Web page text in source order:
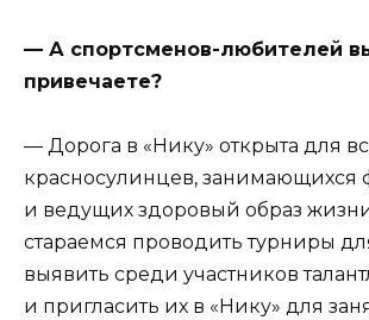
— А спортсменов-любителей
привечаете?
— Дорога в «Нику» открыта для
красносулинцев, занимающихся
и ведущих здоровый образ
стараемся проводить турниры
выявить среди участников
и пригласить их в «Нику» для